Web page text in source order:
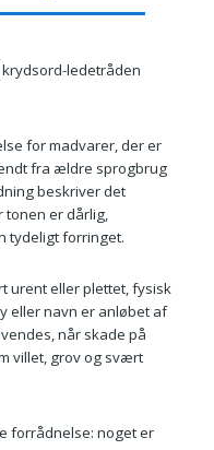
ledetråden
for madvarer, der er
fra ældre sprogbrug
beskriver det
tonen er dårlig,
tydeligt forringet.
urent eller plettet, fysisk
eller navn er anløbet af
når skade på
villet, grov og svært
forrådnelse: noget er